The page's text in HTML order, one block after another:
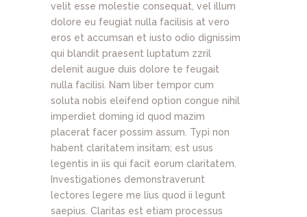
velit esse molestie consequat, vel illum
dolore eu feugiat nulla facilisis at vero
eros et accumsan et iusto odio dignissim
qui blandit praesent luptatum zzril
delenit augue duis dolore te feugait
nulla facilisi. Nam liber tempor cum
soluta nobis eleifend option congue nihil
imperdiet doming id quod mazim
placerat facer possim assum. Typi non
habent claritatem insitam; est usus
legentis in iis qui facit eorum claritatem.
Investigationes demonstraverunt
lectores legere me lius quod ii legunt
saepius. Claritas est etiam processus